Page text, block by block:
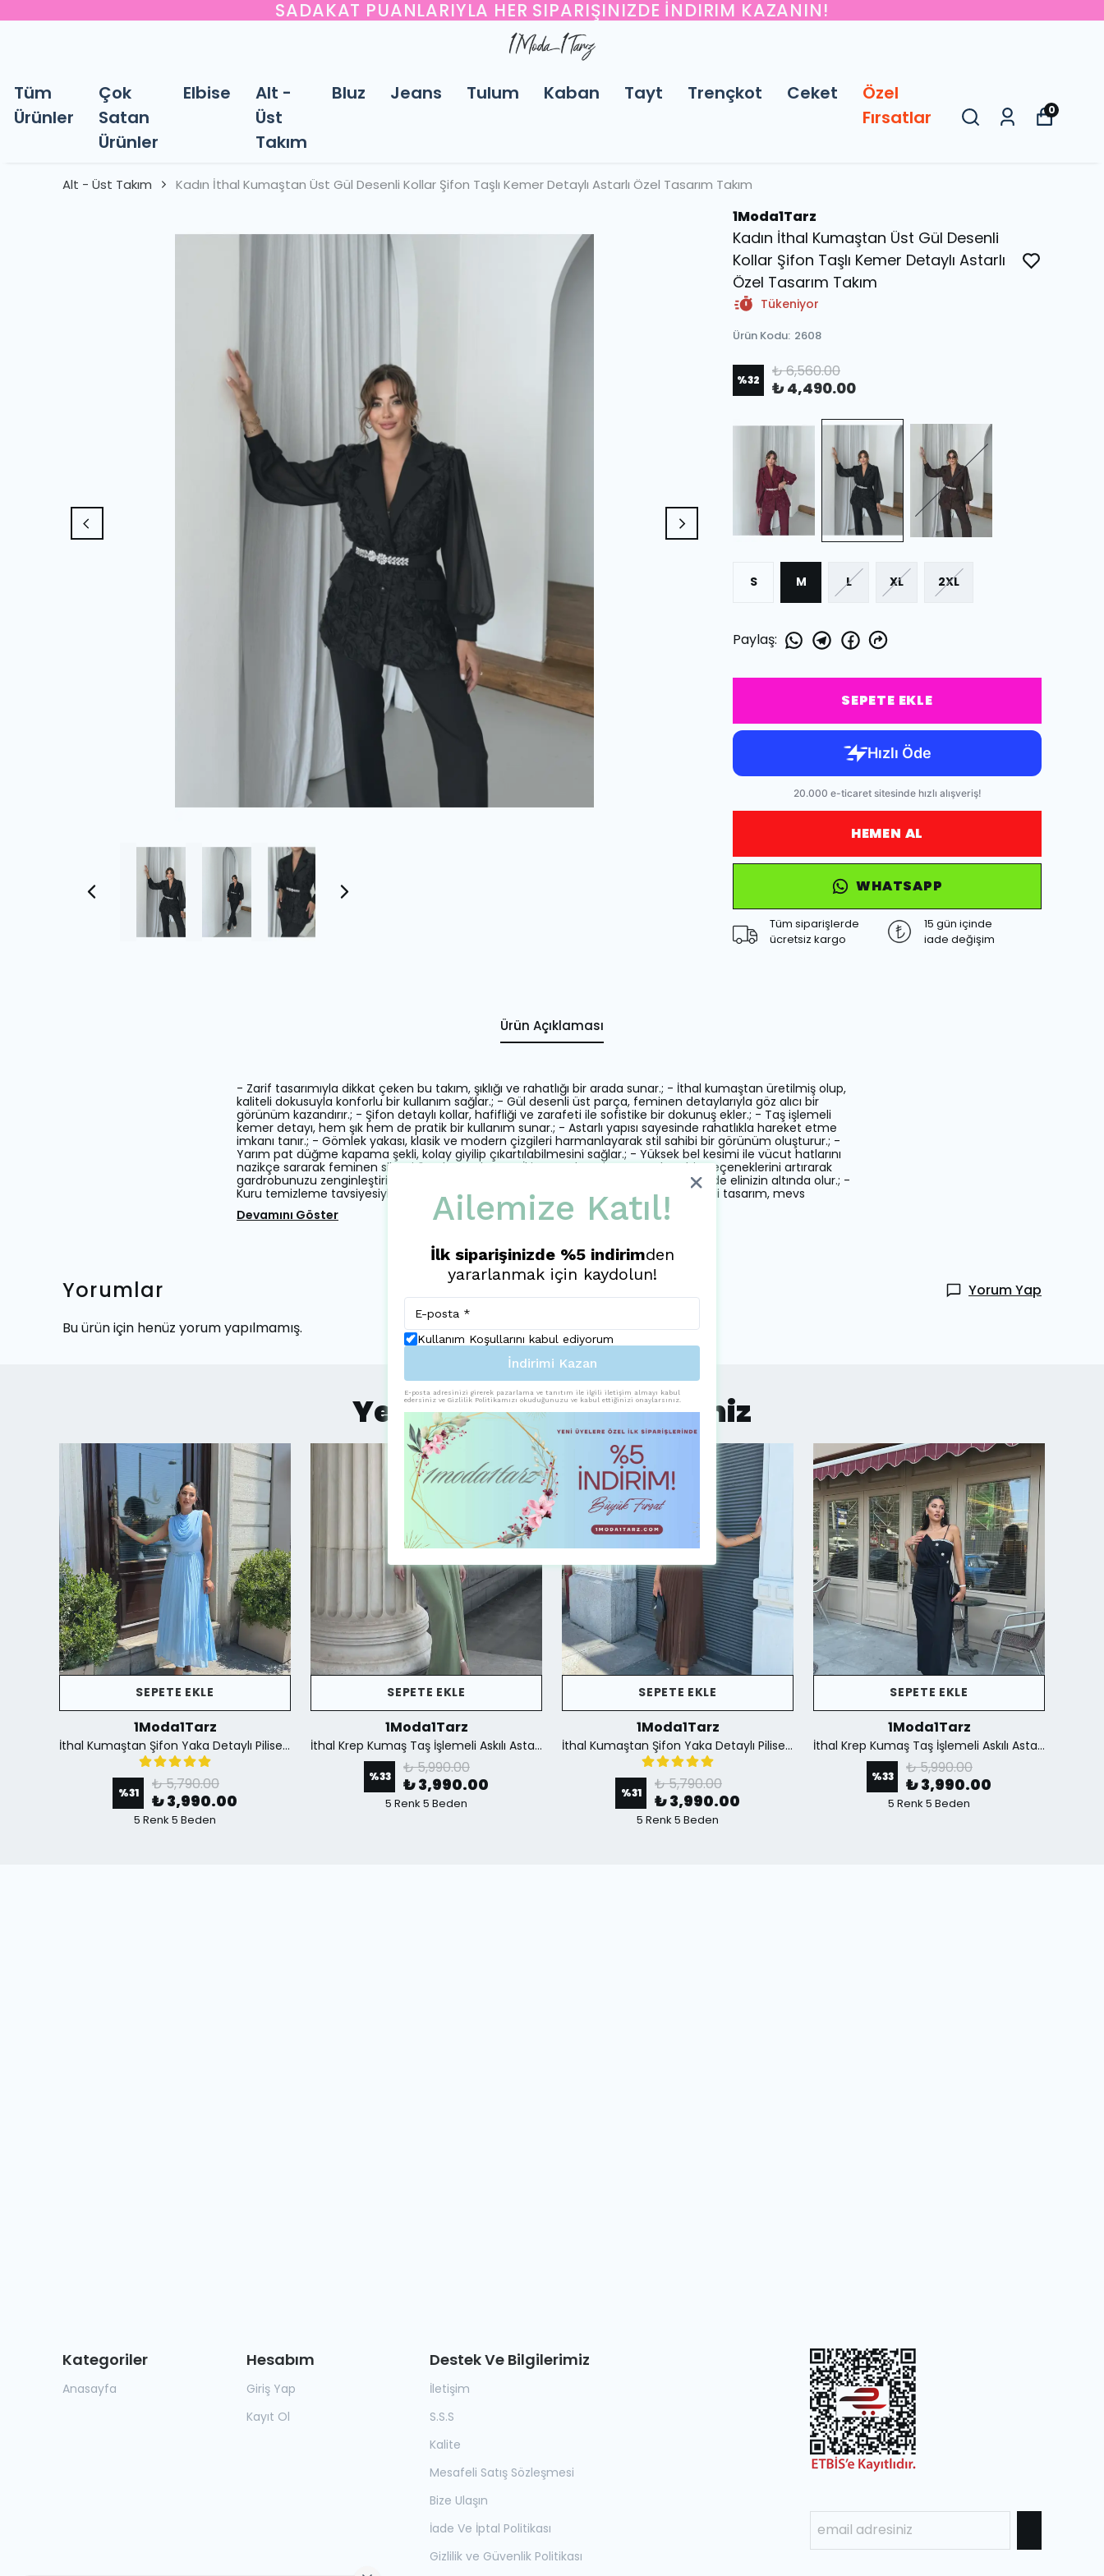
SADAKAT PUANLARIYLA HER SIPARIŞINIZDE İNDIRIM KAZANIN!
Tüm
Ürünler
Çok
Satan
Ürünler
Elbise
Alt -
Üst
Takım
Bluz Jeans Tulum Kaban Tayt Trençkot Ceket
Özel
Fırsatlar
0
Alt - Üst Takım Kadın İthal Kumaştan Üst Gül Desenli Kollar Şifon Taşlı Kemer Detaylı Astarlı Özel Tasarım Takım
1Moda1Tarz
Kadın İthal Kumaştan Üst Gül Desenli
Kollar Şifon Taşlı Kemer Detaylı Astarlı
Özel Tasarım Takım
Tükeniyor
Ürün Kodu: 2608
%32 ₺ 6,560.00
₺ 4,490.00
S M L XL 2XL
Paylaş:
SEPETE EKLE
HEMEN AL
WHATSAPP
Tüm siparişlerde
ücretsiz kargo
15 gün içinde
iade değişim
Ürün Açıklaması
- Zarif tasarımıyla dikkat çeken bu takım, şıklığı ve rahatlığı bir arada sunar.; - İthal kumaştan üretilmiş olup,
kaliteli dokusuyla konforlu bir kullanım sağlar.; - Gül desenli üst parça, feminen detaylarıyla göz alıcı bir
görünüm kazandırır.; - Şifon detaylı kollar, hafifliği ve zarafeti ile sofistike bir dokunuş ekler.; - Taş işlemeli
kemer detayı, hem şık hem de pratik bir kullanım sunar.; - Astarlı yapısı sayesinde rahatlıkla hareket etme
imkanı tanır.; - Gömlek yakası, klasik ve modern çizgileri harmanlayarak stil sahibi bir görünüm oluşturur.; -
Yarım pat düğme kapama şekli, kolay giyilip çıkartılabilmesini sağlar.; - Yüksek bel kesimi ile vücut hatlarını
nazikçe sararak feminen silueti ön plana çıkarır.; - İki parçadan oluşan set, kombin seçeneklerini artırarak
gardrobunuzu zenginleştirir.; - Tekli paket içeriğiyle ihtiyacınız olan her şey tek seferde elinizin altında olur.; -
Kuru temizleme tavsiyesiyle uzun süre ilk günkü gibi kalmasını sağlar.; - Çiçek desenli tasarım, mevs
Devamını Göster
Yorumlar
Yorum Yap
Bu ürün için henüz yorum yapılmamış.
Yeni Eklenen Elbiselerimiz
SEPETE EKLE
1Moda1Tarz
İthal Kumaştan Şifon Yaka Detaylı Piliseli Kemerli Astarlı Özel Tasarım Elbise - mavi
%31 ₺ 5,790.00
₺ 3,990.00
5 Renk 5 Beden
SEPETE EKLE
1Moda1Tarz
İthal Krep Kumaş Taş İşlemeli Askılı Astarlı Özel Tasarım Yırtmaçlı Maxi Elbise - Yeşil
%33 ₺ 5,990.00
₺ 3,990.00
5 Renk 5 Beden
SEPETE EKLE
1Moda1Tarz
İthal Kumaştan Şifon Yaka Detaylı Piliseli Kemerli Astarlı Özel Tasarım Elbise - Kahverengi
%31 ₺ 5,790.00
₺ 3,990.00
5 Renk 5 Beden
SEPETE EKLE
1Moda1Tarz
İthal Krep Kumaş Taş İşlemeli Askılı Astarlı Özel Tasarım Yırtmaçlı Maxi Elbise - Siyah
%33 ₺ 5,990.00
₺ 3,990.00
5 Renk 5 Beden
Kategoriler
Anasayfa
Hesabım
Giriş Yap
Kayıt Ol
Destek Ve Bilgilerimiz
İletişim
S.S.S
Kalite
Mesafeli Satış Sözleşmesi
Bize Ulaşın
İade Ve İptal Politikası
Gizlilik ve Güvenlik Politikası
Ailemize Katıl!
İlk siparişinizde %5 indirimden
yararlanmak için kaydolun!
Kullanım Koşullarını kabul ediyorum
İndirimi Kazan
E-posta adresinizi girerek pazarlama ve tanıtım ile ilgili iletişim almayı kabul
edersiniz ve Gizlilik Politikamızı okuduğunuzu ve kabul ettiğinizi onaylarsınız.